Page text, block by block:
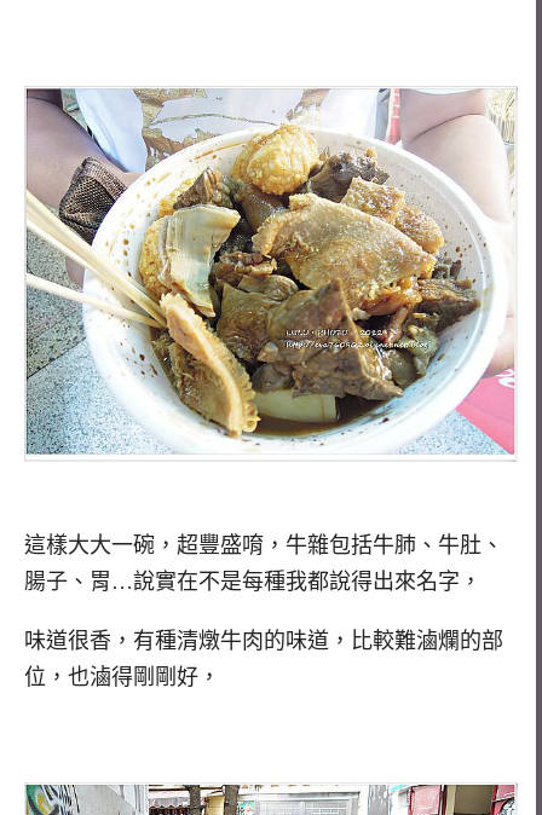
這樣大大一碗，超豐盛唷，牛雜包括牛肺、牛肚、
腸子、胃…說實在不是每種我都說得出來名字，
味道很香，有種清燉牛肉的味道，比較難滷爛的部
位，也滷得剛剛好，